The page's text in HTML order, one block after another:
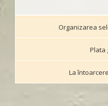
Organizarea
Plata
La